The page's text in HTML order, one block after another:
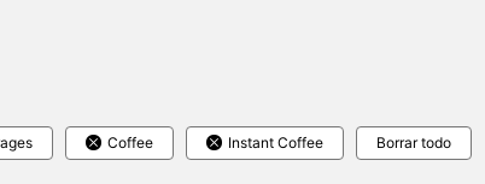
Coffee Instant Coffee Borrar todo